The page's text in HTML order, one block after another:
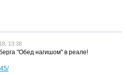
13:38
"Обед нагишом" в реале!